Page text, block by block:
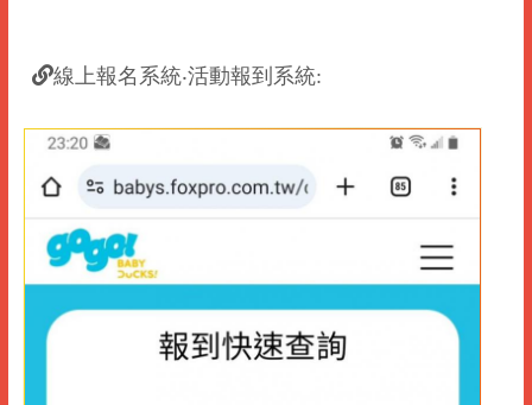
線上報名系統‧活動報到系統: